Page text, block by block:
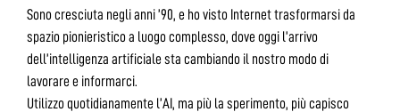
Sono cresciuta negli anni ’90, e ho visto Internet trasformarsi da
spazio pionieristico a luogo complesso, dove oggi l’arrivo
dell’intelligenza artificiale sta cambiando il nostro modo di
lavorare e informarci.
Utilizzo quotidianamente l’AI, ma più la sperimento, più capisco